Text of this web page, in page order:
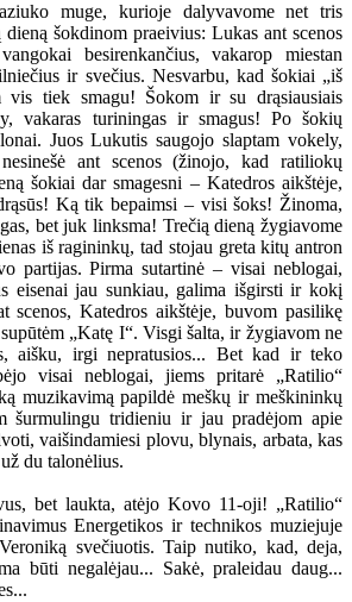
muge, kurioje dalyvavome net tris
dieną šokdinom praeivius: Lukas ant scenos
besirenkančius, vakarop miestan
ir svečius. Nesvarbu, kad šokiai „iš
vis tiek smagu! Šokom ir su drąsiausiais
vakaras turiningas ir smagus! Po šokių
Juos Lukutis saugojo slaptam vokely,
ant scenos (žinojo, kad ratiliokų
šokiai dar smagesni – Katedros aikštėje,
Ką tik bepaimsi – visi šoks! Žinoma,
bet juk linksma! Trečią dieną žygiavome
iš ragininkų, tad stojau greta kitų antron
partijas. Pirma sutartinė – visai neblogai,
eisenai jau sunkiau, galima išgirsti ir kokį
scenos, Katedros aikštėje, buvom pasilikę
„Katę I“. Visgi šalta, ir žygiavom ne
aišku, irgi nepratusios... Bet kad ir teko
visai neblogai, jiems pritarė „Ratilio“
muzikavimą papildė meškų ir meškininkų
šurmulingu tridieniu ir jau pradėjom apie
vaišindamiesi plovu, blynais, arbata, kas
du talonėlius.
bet laukta, atėjo Kovo 11-oji! „Ratilio“
Energetikos ir technikos muziejuje
svečiuotis. Taip nutiko, kad, deja,
būti negalėjau... Sakė, praleidau daug...